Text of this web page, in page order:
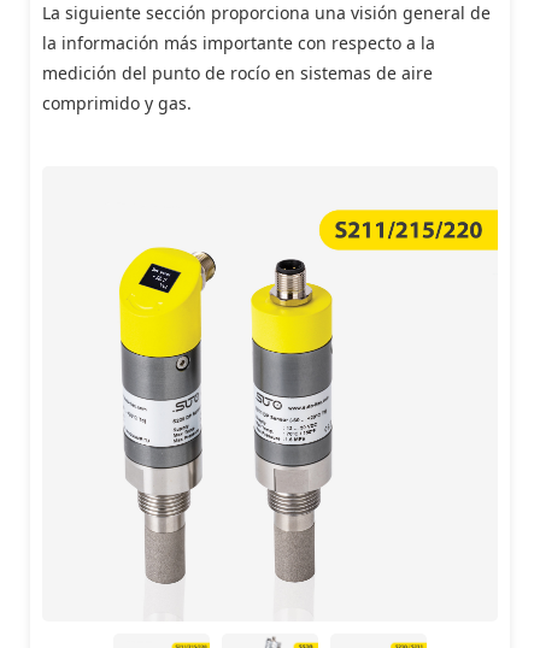
La siguiente sección proporciona una visión general de
la información más importante con respecto a la
medición del punto de rocío en sistemas de aire
comprimido y gas.